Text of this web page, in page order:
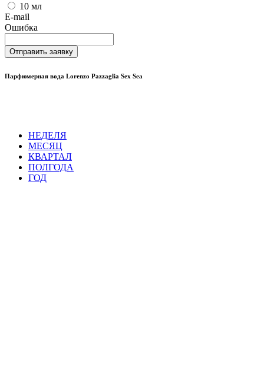
10 мл
E-mail
Ошибка
Отправить заявку
Парфюмерная вода Lorenzo Pazzaglia Sex Sea
НЕДЕЛЯ
МЕСЯЦ
КВАРТАЛ
ПОЛГОДА
ГОД